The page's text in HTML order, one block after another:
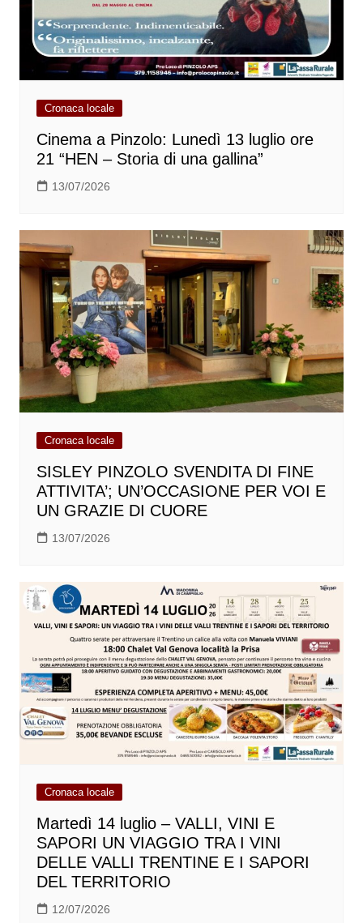
Cronaca locale
Cinema a Pinzolo: Lunedì 13 luglio ore
21 “HEN – Storia di una gallina”
13/07/2026
Cronaca locale
SISLEY PINZOLO SVENDITA DI FINE
ATTIVITA’; UN’OCCASIONE PER VOI E
UN GRAZIE DI CUORE
13/07/2026
Cronaca locale
Martedì 14 luglio – VALLI, VINI E
SAPORI UN VIAGGIO TRA I VINI
DELLE VALLI TRENTINE E I SAPORI
DEL TERRITORIO
12/07/2026